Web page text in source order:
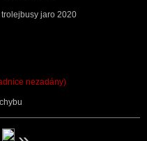
jaro 2020
nezadány)